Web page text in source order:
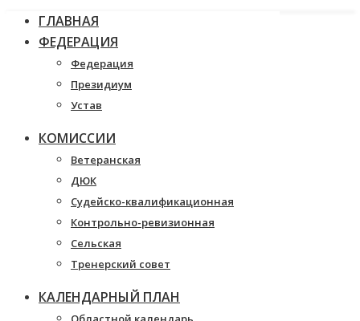
ГЛАВНАЯ
ФЕДЕРАЦИЯ
Федерация
Президиум
Устав
КОМИССИИ
Ветеранская
ДЮК
Судейско-квалификационная
Контрольно-ревизионная
Сельская
Тренерский совет
КАЛЕНДАРНЫЙ ПЛАН